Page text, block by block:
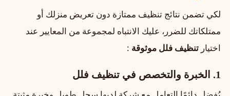
لكي تضمن نتائج تنظيف ممتازة دون تعريض منزلك أو
ممتلكاتك للضرر، عليك الانتباه لمجموعة من المعايير عند
اختيار تنظيف فلل موثوقة :
1. الخبرة والتخصص في تنظيف فلل